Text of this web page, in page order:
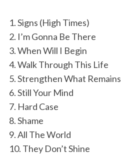
1. Signs (High Times)
2. I’m Gonna Be There
3. When Will I Begin
4. Walk Through This Life
5. Strengthen What Remains
6. Still Your Mind
7. Hard Case
8. Shame
9. All The World
10. They Don’t Shine